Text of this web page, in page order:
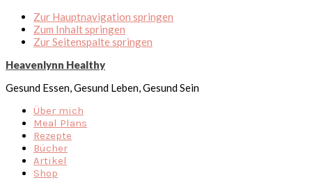
Zur Hauptnavigation springen
Zum Inhalt springen
Zur Seitenspalte springen
Heavenlynn Healthy
Gesund Essen, Gesund Leben, Gesund Sein
Über mich
Meal Plans
Rezepte
Bücher
Artikel
Shop